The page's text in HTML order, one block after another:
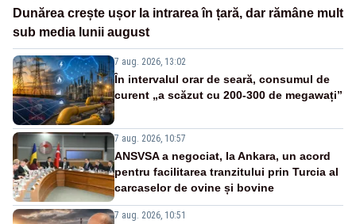
Dunărea crește ușor la intrarea în țară, dar rămâne mult
sub media lunii august
7 aug. 2026, 13:02
În intervalul orar de seară, consumul de
curent „a scăzut cu 200-300 de megawați”
7 aug. 2026, 10:57
ANSVSA a negociat, la Ankara, un acord
pentru facilitarea tranzitului prin Turcia al
carcaselor de ovine și bovine
7 aug. 2026, 10:51